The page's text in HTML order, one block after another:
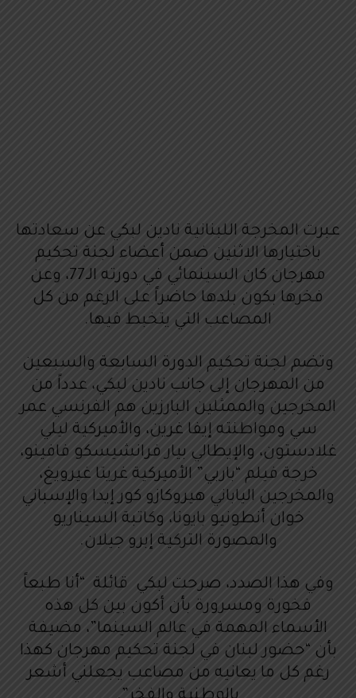
عبرت المخرجة اللبنانية نادين لبكي عن سعادتها
باختيارها الاثنين ضمن أعضاء لجنة تحكيم
مهرجان كان السينمائي في دورته الـ77، وعن
فخرها بكون بلدها حاضراً على الرغم من كل
المصاعب التي يتخبط فيها.
وتضم لجنة تحكيم الدورة السابعة والسبعين
من المهرجان إلى جانب نادين لبكي، عدداً من
المخرجين والممثلين البارزين هم الفرنسي عمر
سي ومواطنته إيفا غرين، والأميركية ليلي
غلادستون، والإيطالي بيار فرانشيسكو فافينو،
خرجة فيلم “باربي” الأميركية غريتا غيرويغ،
والمخرجين الياباني هيروكازو كور إيدا والإسباني
خوان أنطونيو بايونا، وكاتبة السيناريو
والمصورة التركية إبرو جيلان.
وفي هذا الصدد، صرحت لبكي قائلة “أنا طبعاً
فخورة ومسرورة بأن أكون بين كل هذه
الأسماء المهمة في عالم السينما”، مضيفة
بأن “حضور لبنان في لجنة تحكيم مهرجان كهذا
رغم كل ما يعانيه من مصاعب يجعلني أشعر